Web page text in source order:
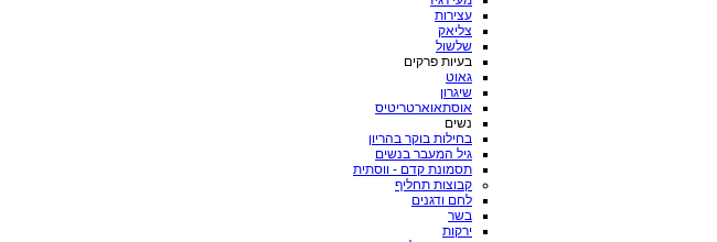
עצירות
צליאק
שלשול
בעיות פרקים
גאוט
שיגרון
אוסתאוארטריטיס
נשים
בחילות בוקר בהריון
גיל המעבר בנשים
תסמונת קדם - ווסתית
קבוצות תחליף
לחם ודגנים
בשר
ירקות